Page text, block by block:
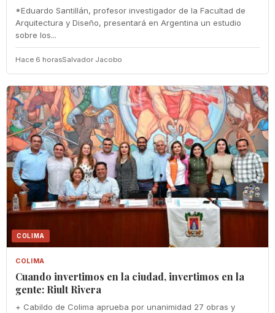
*Eduardo Santillán, profesor investigador de la Facultad de
Arquitectura y Diseño, presentará en Argentina un estudio
sobre los...
Hace 6 horasSalvador Jacobo
COLIMA
COLIMA
Cuando invertimos en la ciudad, invertimos en la
gente: Riult Rivera
+ Cabildo de Colima aprueba por unanimidad 27 obras y